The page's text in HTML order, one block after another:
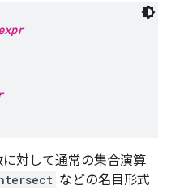
対して通常の集合演算
などの名目形式